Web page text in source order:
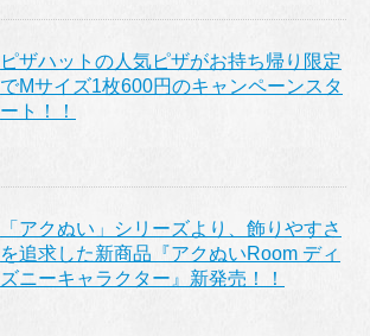
ピザハットの人気ピザがお持ち帰り限定
でMサイズ1枚600円のキャンペーンスタ
ート！！
「アクぬい」シリーズより、飾りやすさ
を追求した新商品『アクぬいRoom ディ
ズニーキャラクター』新発売！！